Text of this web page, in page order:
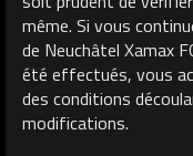
même. Si vous
de Neuchâtel Xamax
été effectués, vous
des conditions
modifications.